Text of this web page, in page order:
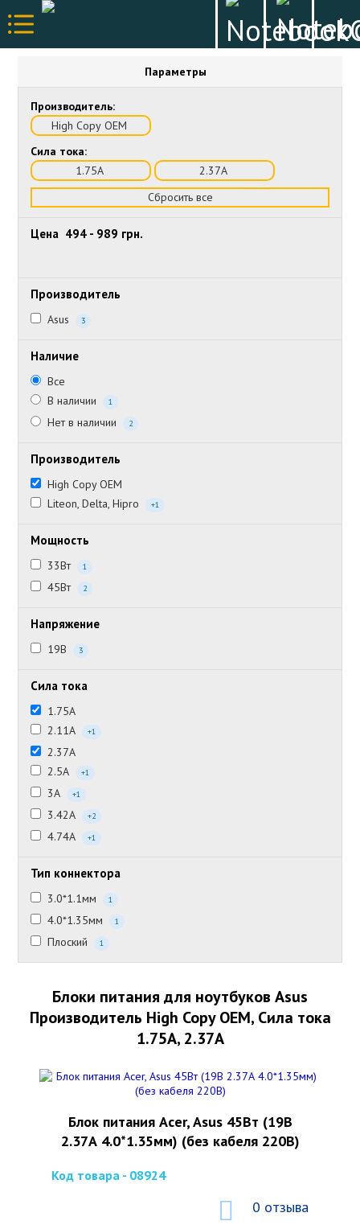
Параметры
Производитель:
High Copy OEM
Сила тока:
1.75А
2.37А
Сбросить все
Цена 494 - 989 грн.
Производитель
Asus 3
Наличие
Все
В наличии
1
Нет в наличии 2
Производитель
High Copy OEM
Liteon, Delta, Hipro
+1
Мощность
33Вт 1
45Вт 2
Напряжение
19В 3
Сила тока
1.75А
2.11А
+1
2.37А
2.5А
+1
3А +1
3.42А +2
4.74А +1
Тип коннектора
3.0*1.1мм 1
4.0*1.35мм 1
Плоский 1
Блоки питания для ноутбуков Asus
Производитель High Copy OEM, Сила тока
1.75А, 2.37А
Блок питания Acer, Asus 45Вт (19В
2.37А 4.0*1.35мм) (без кабеля 220В)
Код товара - 08924
0 отзыва